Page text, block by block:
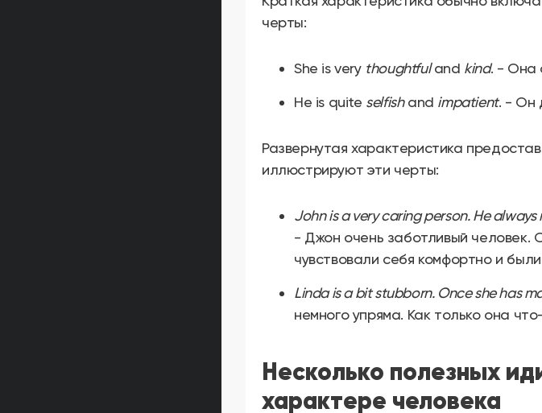
черты:
She is very thoughtfuland kind. - Она
He is quite selfishand impatient. - Он
Развернутая характеристика
иллюстрируют эти черты:
John is a very caring person. He
- Джон очень заботливый человек.
чувствовали себя комфортно и
Linda is a bit stubborn. Once she has
немного упряма. Как только она
Несколько полезных
характере человека